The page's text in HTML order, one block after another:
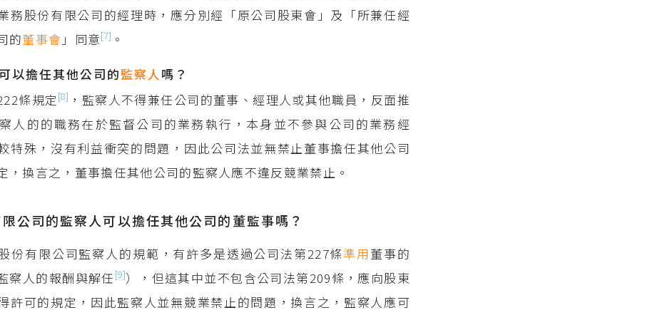
務股份有限公司的經理時，應分別經「原公司股東會」及「所兼任經
的董事會 」同意[7] 。
以擔任其他公司的監察人 嗎？
條規定 [8] ，監察人不得兼任公司的董事、經理人或其他職員，反面推
人的的職務在於監督公司的業務執行，本身並不參與公司的業務經
特殊，沒有利益衝突的問題，因此公司法並無禁止董事擔任其他公司
，換言之，董事擔任其他公司的監察人應不違反競業禁止。
公司的監察人可以擔任其他公司的董監事嗎？
份有限公司監察人的規範，有許多是透過公司法第227條準用 董事的
察人的報酬與解任 [9]），但這其中並不包含公司法第209條，應向股東
許可的規定，因此監察人並無競業禁止的問題，換言之，監察人應可